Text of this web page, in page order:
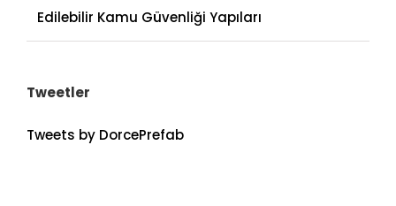
Edilebilir Kamu Güvenliği Yapıları
Tweetler
Tweets by DorcePrefab